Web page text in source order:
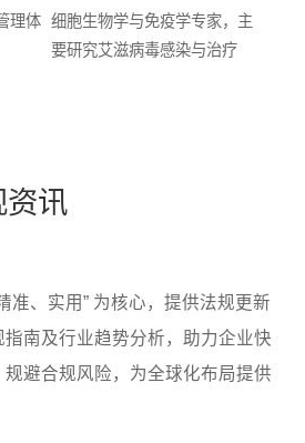
理体 细胞生物学与免疫学专家，主
要研究艾滋病毒感染与治疗
资讯
准、实用” 为核心，提供法规更新
南及行业趋势分析，助力企业快
避合规风险，为全球化布局提供